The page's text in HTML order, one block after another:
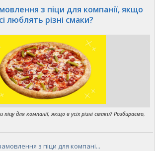
з піци для компанії, якщо
люблять різні смаки?
для компанії, якщо в усіх різні смаки? Розбираємо,
з піци для компані...